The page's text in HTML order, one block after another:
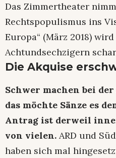
Das Zimmertheater
Rechtspopulismus ins
Europa“ (März 2018)
Achtundsechzigern
Die Akquise
Schwer machen bei
das möchte Sänze es
Antrag ist derweil
von vielen. ARD und
haben sich mal